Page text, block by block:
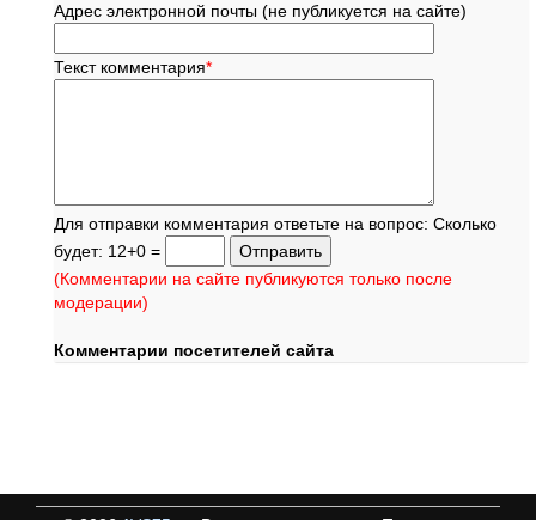
Адрес электронной почты (не публикуется на сайте)
Текст комментария*
Для отправки комментария ответьте на вопрос: Сколько
будет: 12+0 =
(Комментарии на сайте публикуются только после
модерации)
Комментарии посетителей сайта